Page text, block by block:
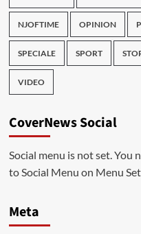
NJOFTIME OPINION
SPECIALE SPORT
VIDEO
CoverNews Social
Social menu is not set. You
to Social Menu on Menu
Meta